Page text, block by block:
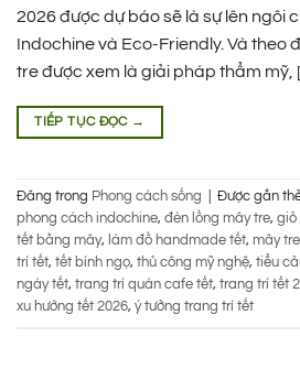
2026 được dự báo sẽ là sự lên ngôi
Indochine và Eco-Friendly. Và theo
tre được xem là giải pháp thẩm mỹ,
TIẾP TỤC ĐỌC →
Đăng trong Phong cách sống Được gắn
phong cách indochine, đèn lồng mây tre, giỏ
tết bằng mây, làm đồ handmade tết, mây
trí tết, tết bính ngọ, thủ công mỹ nghệ, tiểu
ngày tết, trang trí quán cafe tết, trang trí tết
xu hướng tết 2026, ý tưởng trang trí tết